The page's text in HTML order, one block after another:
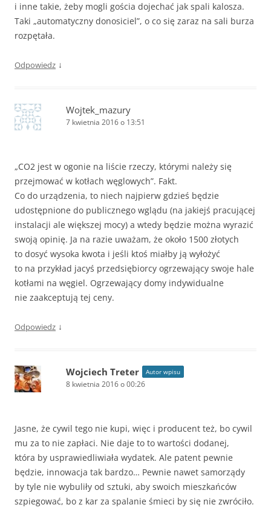
i inne takie, żeby mogli gościa dojechać jak spali kalosza.
Taki „automatyczny donosiciel”, o co się zaraz na sali burza
rozpętała.
Odpowiedz ↓
Wojtek_mazury
7 kwietnia 2016 o 13:51
„CO2 jest w ogonie na liście rzeczy, którymi należy się
przejmować w kotłach węglowych”. Fakt.
Co do urządzenia, to niech najpierw gdzieś będzie
udostępnione do publicznego wglądu (na jakiejś pracującej
instalacji ale większej mocy) a wtedy będzie można wyrazić
swoją opinię. Ja na razie uważam, że około 1500 złotych
to dosyć wysoka kwota i jeśli ktoś miałby ją wyłożyć
to na przykład jacyś przedsiębiorcy ogrzewający swoje hale
kotłami na węgiel. Ogrzewający domy indywidualne
nie zaakceptują tej ceny.
Odpowiedz ↓
Wojciech Treter Autor wpisu
8 kwietnia 2016 o 00:26
Jasne, że cywil tego nie kupi, więc i producent też, bo cywil
mu za to nie zapłaci. Nie daje to to wartości dodanej,
która by usprawiedliwiała wydatek. Ale patent pewnie
będzie, innowacja tak bardzo… Pewnie nawet samorządy
by tyle nie wybuliły od sztuki, aby swoich mieszkańców
szpiegować, bo z kar za spalanie śmieci by się nie zwróciło.